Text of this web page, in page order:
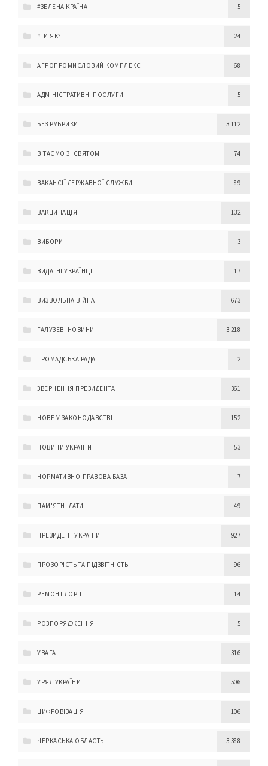
#ЗЕЛЕНА КРАЇНА 5
#ТИ ЯК? 24
АГРОПРОМИСЛОВИЙ КОМПЛЕКС 68
АДМІНІСТРАТИВНІ ПОСЛУГИ 5
БЕЗ РУБРИКИ 3 112
ВІТАЄМО ЗІ СВЯТОМ 74
ВАКАНСІЇ ДЕРЖАВНОЇ СЛУЖБИ 89
ВАКЦИНАЦІЯ 132
ВИБОРИ 3
ВИДАТНІ УКРАЇНЦІ 17
ВИЗВОЛЬНА ВІЙНА 673
ГАЛУЗЕВІ НОВИНИ 3 218
ГРОМАДСЬКА РАДА 2
ЗВЕРНЕННЯ ПРЕЗИДЕНТА 361
НОВЕ У ЗАКОНОДАВСТВІ 152
НОВИНИ УКРАЇНИ 53
НОРМАТИВНО-ПРАВОВА БАЗА 7
ПАМ'ЯТНІ ДАТИ 49
ПРЕЗИДЕНТ УКРАЇНИ 927
ПРОЗОРІСТЬ ТА ПІДЗВІТНІСТЬ 96
РЕМОНТ ДОРІГ 14
РОЗПОРЯДЖЕННЯ 5
УВАГА! 316
УРЯД УКРАЇНИ 506
ЦИФРОВІЗАЦІЯ 106
ЧЕРКАСЬКА ОБЛАСТЬ 3 388